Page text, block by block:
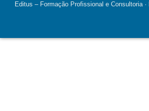
Editus – Formação Profissional e Consultoria